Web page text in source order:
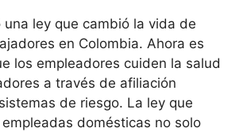
una ley que cambió la vida de
en Colombia. Ahora es
los empleadores cuiden la salud
a través de afiliación
de riesgo. La ley que
domésticas no solo